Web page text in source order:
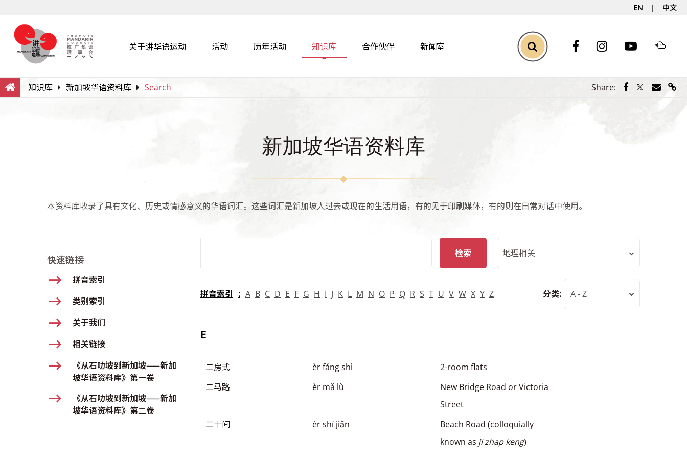
EN 中文
关于讲华语运动 活动 历年活动 知识库 合作伙伴 新闻室 Toggle Search
Search
知识库 新加坡华语资料库 Search Share: Share via
Share via
Share
新加坡华语资料库
本资料库收录了具有文化、历史或情感意义的华语词汇。这些词汇是新加坡人过去或现在的生活用语，有的见于印刷媒体，有的则在日常对话中使用。
快速链接
拼音索引
类别索引
关于我们
相关链接
《从石叻坡到新加坡——新加
坡华语资料库》第一卷
《从石叻坡到新加坡——新加
坡华语资料库》第二卷
检索
地理相关
拼音索引 A B C D E F G H I J K L M N O P Q R S T U V W X Y Z 分类: A - Z
E
二房式 èr fáng shì
2-room flats
二马路
èr mǎ lù
New Bridge Road or Victoria
Street
二十间
èr shí jiān
Beach Road (colloquially
known as ji zhap keng)